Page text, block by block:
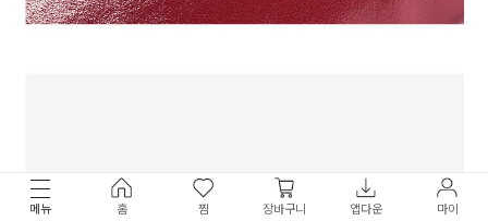
메뉴 홈 찜 장바구니 앱다운 마이